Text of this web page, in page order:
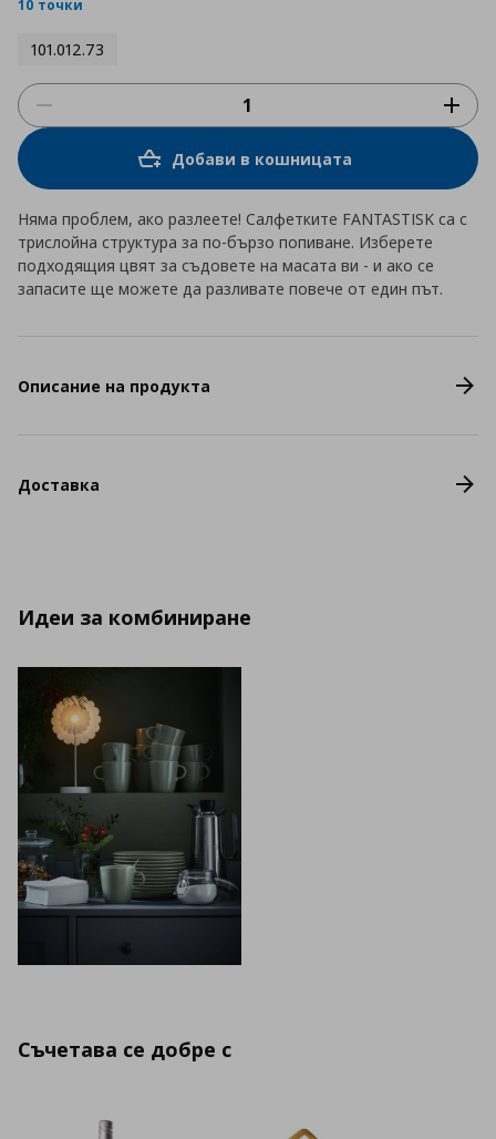
10 точки
101.012.73
Добави в кошницата
Няма проблем, ако разлеете! Салфетките FANTASTISK са с
трислойна структура за по-бързо попиване. Изберете
подходящия цвят за съдовете на масата ви - и ако се
запасите ще можете да разливате повече от един път.
Описание на продукта
Доставка
Идеи за комбиниране
Съчетава се добре с